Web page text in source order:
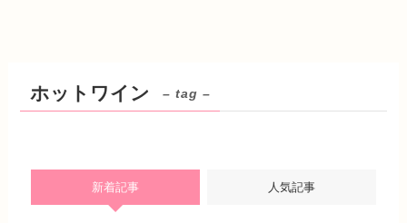
ホットワイン – tag –
新着記事 人気記事